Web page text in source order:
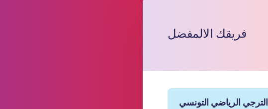
فريقك الالمفضل
الترجي الرياضي التونسي